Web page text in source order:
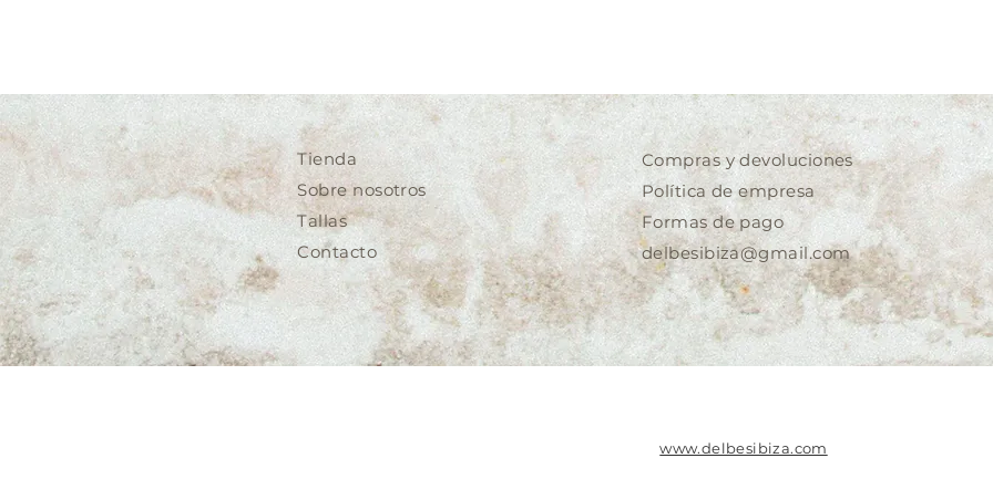
Tienda
Sobre nosotros
Tallas
Contacto
Compras y devoluciones
Política de empresa
Formas de pago
delbesibiza@gmail.com
www.delbesibiza.com